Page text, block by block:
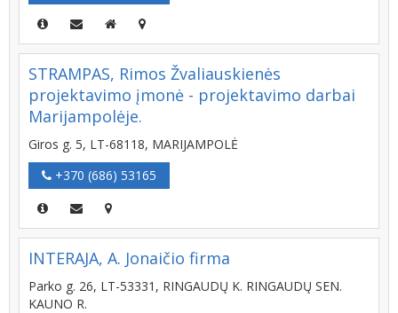
STRAMPAS, Rimos Žvaliauskienės
projektavimo įmonė - projektavimo darbai
Marijampolėje.
Giros g. 5, LT-68118, MARIJAMPOLĖ
+370 (686) 53165
INTERAJA, A. Jonaičio firma
Parko g. 26, LT-53331, RINGAUDŲ K. RINGAUDŲ SEN.
KAUNO R.